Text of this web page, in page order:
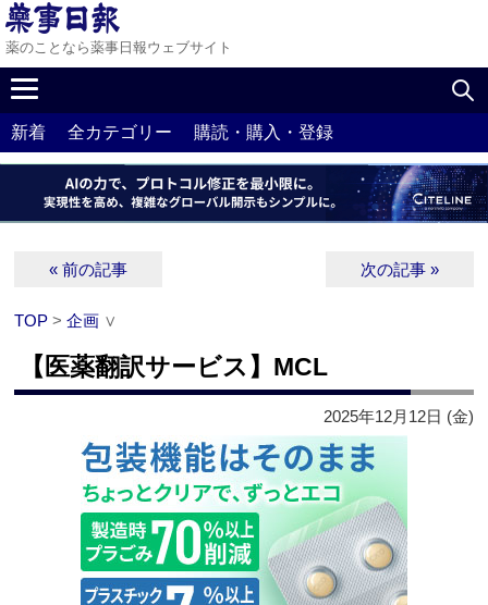
薬のことなら薬事日報ウェブサイト
新着 全カテゴリー 購読・購入・登録
« 前の記事 次の記事 »
TOP >企画 ∨
【医薬翻訳サービス】MCL
2025年12月12日 (金)